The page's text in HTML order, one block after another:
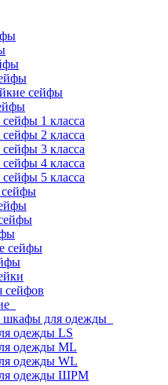
сейфы
1 класса
2 класса
3 класса
4 класса
5 класса
сейфы
сейфов
шкафы для одежды
одежды LS
одежды ML
одежды WL
одежды ШРМ